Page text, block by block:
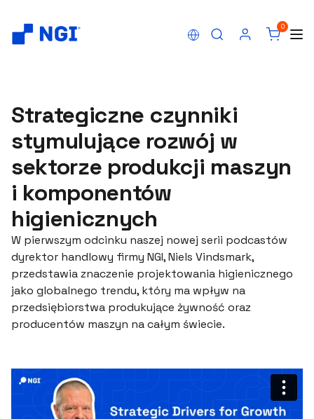
0
Strategiczne czynniki
stymulujące rozwój w
sektorze produkcji maszyn
i komponentów
higienicznych
W pierwszym odcinku naszej nowej serii podcastów
dyrektor handlowy firmy NGI, Niels Vindsmark,
przedstawia znaczenie projektowania higienicznego
jako globalnego trendu, który ma wpływ na
przedsiębiorstwa produkujące żywność oraz
producentów maszyn na całym świecie.